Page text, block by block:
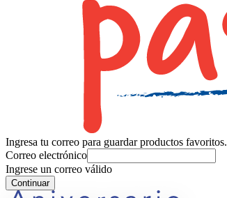
Ingresa tu correo para guardar productos favoritos.
Correo electrónico
Ingrese un correo válido
Continuar